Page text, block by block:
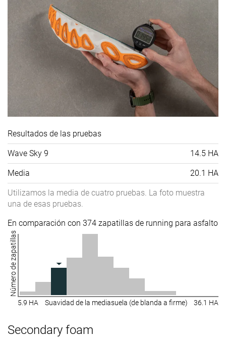
Resultados de las pruebas
Wave Sky 9 14.5 HA
Media 20.1 HA
Utilizamos la media de cuatro pruebas. La foto muestra
una de esas pruebas.
En comparación con 374 zapatillas de running para asfalto
Número de zapatillas
5.9 HA Suavidad de la mediasuela (de blanda a firme) 36.1 HA
Secondary foam